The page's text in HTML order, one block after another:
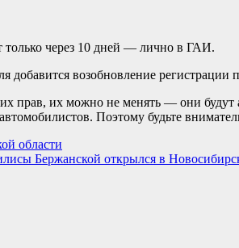
через 10 дней — лично в ГАИ.
добавится возобновление регистрации
прав, их можно не менять — они
Поэтому будьте
области
Бержанской открылся в